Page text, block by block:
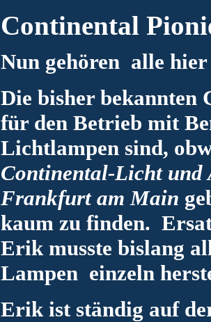
Continental
Nun gehören alle
Die bisher bekannten
für den Betrieb mit
Lichtlampen sind,
Continental-Licht und
Frankfurt am Main
kaum zu finden.
Erik musste bislang
Lampen einzeln
Erik ist ständig auf